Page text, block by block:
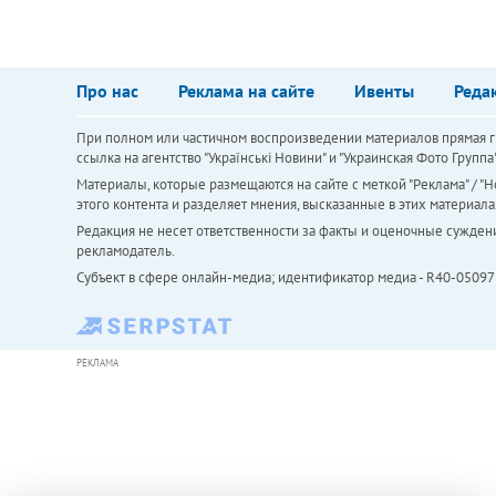
Про нас Реклама на сайте Ивенты
При полном или частичном воспроизведении материалов прямая
ссылка на агентство "Українськi Новини" и "Украинская Фото
Материалы, которые размещаются на сайте с меткой "Реклама" /
этого контента и разделяет мнения, высказанные в этих
Редакция не несет ответственности за факты и оценочные
рекламодатель.
Субъект в сфере онлайн-медиа; идентификатор медиа - R40-05097
РЕКЛАМА